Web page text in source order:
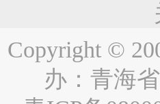
Copyright ©
办： 青海